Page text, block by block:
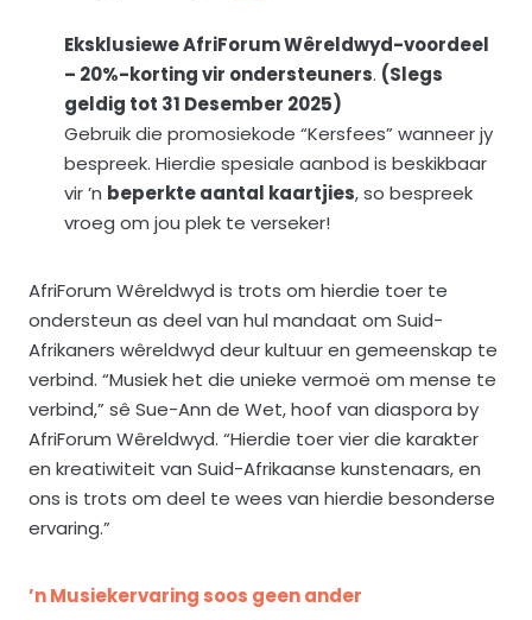
Eksklusiewe AfriForum Wêreldwyd-voordeel
– 20%-korting vir ondersteuners. (Slegs
geldig tot 31 Desember 2025)
Gebruik die promosiekode “Kersfees” wanneer jy
bespreek. Hierdie spesiale aanbod is beskikbaar
vir ’n beperkte aantal kaartjies, so bespreek
vroeg om jou plek te verseker!
AfriForum Wêreldwyd is trots om hierdie toer te
ondersteun as deel van hul mandaat om Suid-
Afrikaners wêreldwyd deur kultuur en gemeenskap te
verbind. “Musiek het die unieke vermoë om mense te
verbind,” sê Sue-Ann de Wet, hoof van diaspora by
AfriForum Wêreldwyd. “Hierdie toer vier die karakter
en kreatiwiteit van Suid-Afrikaanse kunstenaars, en
ons is trots om deel te wees van hierdie besonderse
ervaring.”
’n Musiekervaring soos geen ander